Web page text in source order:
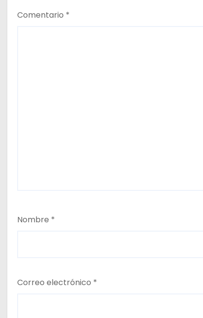
d
Comentario *
Nombre *
Correo electrónico *